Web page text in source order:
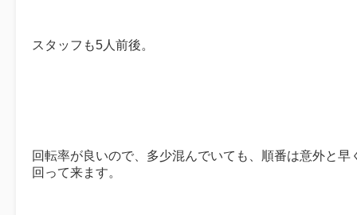
スタッフも5人前後。
回転率が良いので、多少混んでいても、順番は意外と早
回って来ます。